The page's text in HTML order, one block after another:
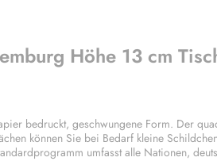
Höhe 13 cm
bedruckt, geschwungene Form. Der
können Sie bei Bedarf kleine
umfasst alle Nationen,